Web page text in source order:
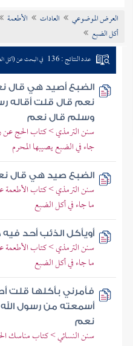
تراجم الأعلام
العرض الموضوعي العادات الأطعمة
أكل الضبع
عدد النتائج : 136 في البحث عن (أكل
الضبع أصيد هي قال
نعم قال قلت أقاله
وسلم قال نعم
سنن الترمذي > كتاب الحج عن
جاء في الضبع يصيبها المحرم
الضبع صيد هي قال
سنن الترمذي > كتاب الأطعمة
ما جاء في أكل الضبع
أويأكل الذئب أحد فيه
سنن الترمذي > كتاب الأطعمة
ما جاء في أكل الضبع
فأمرني بأكلها
أسمعته من رسول
نعم
سنن النسائي > كتاب مناسك